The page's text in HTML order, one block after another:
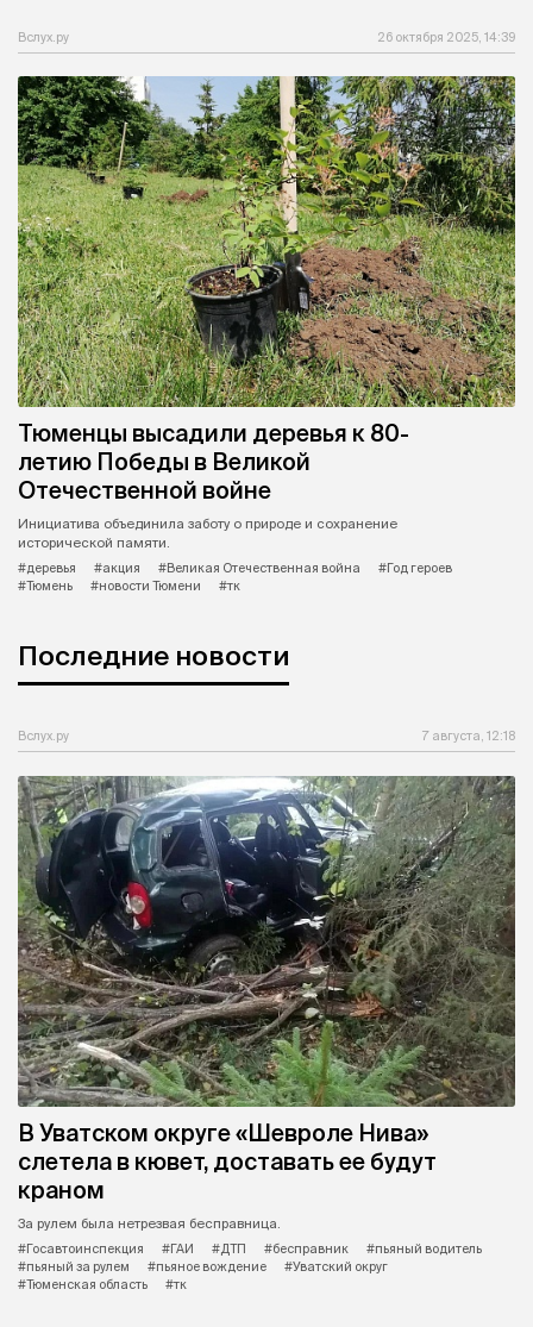
Вслух.ру 26 октября 2025, 14:39
Тюменцы высадили деревья к 80-
летию Победы в Великой
Отечественной войне
Инициатива объединила заботу о природе и сохранение
исторической памяти.
#деревья
#акция #Великая Отечественная война
#Год героев
#Тюмень
#новости Тюмени #тк
Последние новости
Вслух.ру 7 августа, 12:18
В Уватском округе «Шевроле Нива»
слетела в кювет, доставать ее будут
краном
За рулем была нетрезвая бесправница.
#Госавтоинспекция
#ГАИ #ДТП #бесправник
#пьяный водитель
#пьяный за рулем
#пьяное вождение
#Уватский округ
#Тюменская область
#тк